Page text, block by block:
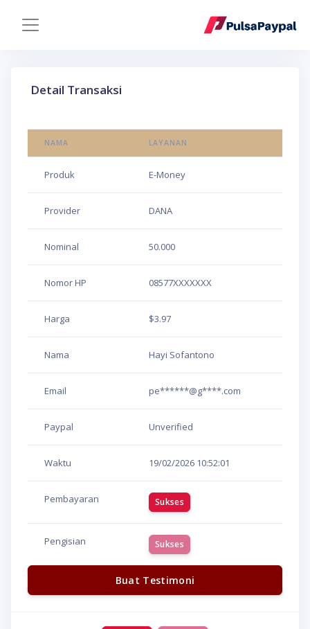
Detail Transaksi
NAMA LAYANAN
Produk E-Money
Provider DANA
Nominal 50.000
Nomor HP 08577XXXXXXX
Harga $3.97
Nama Hayi Sofantono
Email pe******@g****.com
Paypal Unverified
Waktu 19/02/2026 10:52:01
Pembayaran Sukses
Pengisian Sukses
Buat Testimoni